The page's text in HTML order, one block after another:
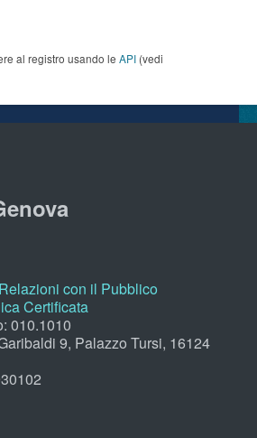
al registro usando le API (vedi
con il Pubblico
Certificata
010.1010
9, Palazzo Tursi, 16124